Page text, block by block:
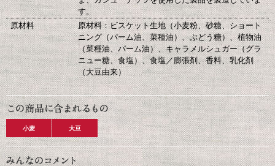
す。
原材料
原材料：ビスケット生地（小麦粉、砂糖、ショート
ニング（パーム油、菜種油）、ぶどう糖）、植物油
（菜種油、パーム油）、キャラメルシュガー（グラ
ニュー糖、食塩）、食塩／膨張剤、香料、乳化剤
（大豆由来）
小麦 大豆